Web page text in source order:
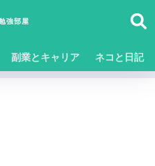
強部屋
副業とキャリア ネコと日記